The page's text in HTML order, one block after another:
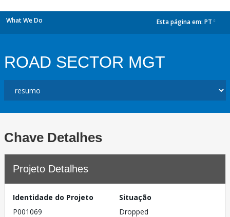
What We Do Esta página em: PT
ROAD SECTOR MGT
Chave Detalhes
Projeto Detalhes
Identidade do Projeto
P001069
Situação
Dropped